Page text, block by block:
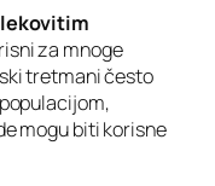
lekovitim
za mnoge
tretmani često
mogu biti korisne